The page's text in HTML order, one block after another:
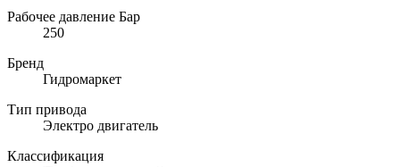
Рабочее давление Бар
250
Бренд
Гидромаркет
Тип привода
Электро двигатель
Классификация